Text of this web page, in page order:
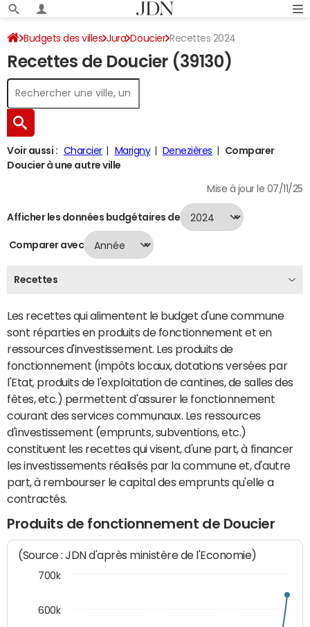
Budgets des villes Jura Doucier Recettes 2024
Recettes de Doucier (39130)
Voir aussi : Charcier Marigny Denezières
Comparer
Doucier à une autre ville
Mise à jour le 07/11/25
Afficher les données budgétaires de
Comparer avec
Recettes
Les recettes qui alimentent le budget d'une commune
sont réparties en produits de fonctionnement et en
ressources d'investissement. Les produits de
fonctionnement (impôts locaux, dotations versées par
l'Etat, produits de l'exploitation de cantines, de salles des
fêtes, etc.) permettent d'assurer le fonctionnement
courant des services communaux. Les ressources
d'investissement (emprunts, subventions, etc.)
constituent les recettes qui visent, d'une part, à financer
les investissements réalisés par la commune et, d'autre
part, à rembourser le capital des emprunts qu'elle a
contractés.
Produits de fonctionnement de Doucier
(Source : JDN d'après ministère de l'Economie)
600k
700k